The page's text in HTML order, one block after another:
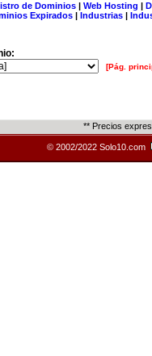
de Dominios| Web Hosting |
Expirados | Industrias |
[Pág.
** Precios
© 2002/2022 Solo10.com